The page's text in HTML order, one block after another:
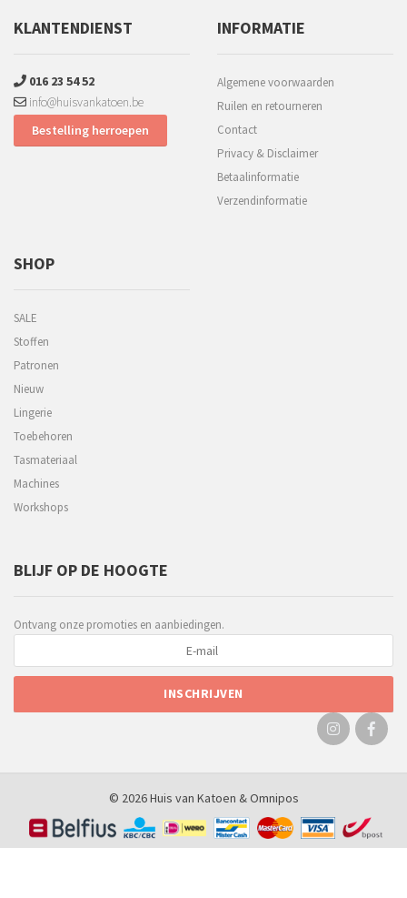
KLANTENDIENST
016 23 54 52
info@huisvankatoen.be
Bestelling herroepen
INFORMATIE
Algemene voorwaarden
Ruilen en retourneren
Contact
Privacy & Disclaimer
Betaalinformatie
Verzendinformatie
SHOP
SALE
Stoffen
Patronen
Nieuw
Lingerie
Toebehoren
Tasmateriaal
Machines
Workshops
BLIJF OP DE HOOGTE
Ontvang onze promoties en aanbiedingen.
© 2026 Huis van Katoen &Omnipos